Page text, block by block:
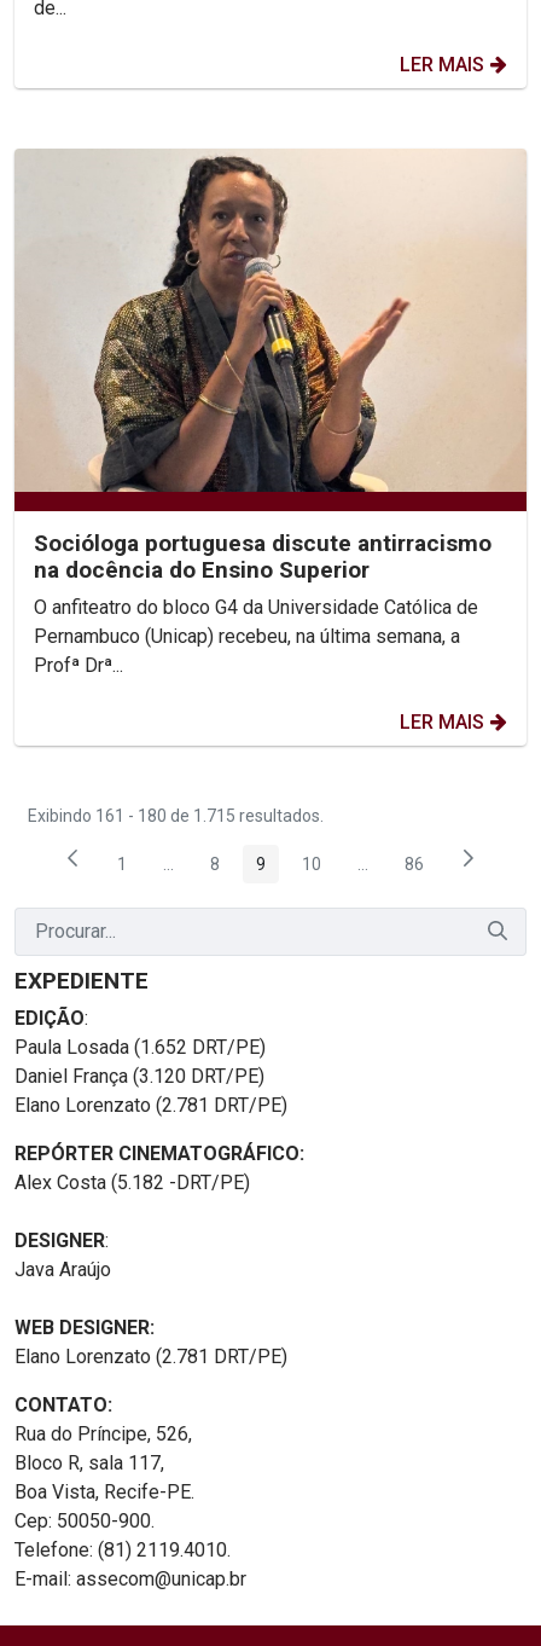
de...
LER MAIS
Socióloga portuguesa discute antirracismo
na docência do Ensino Superior
O anfiteatro do bloco G4 da Universidade Católica de
Pernambuco (Unicap) recebeu, na última semana, a
Profª Drª...
LER MAIS
Exibindo 161 - 180 de 1.715 resultados.
Página
1 Páginas intermediárias Usar ABA para navegar.
Página
8 Página
9 Página
10 PáginasPágina
86
EXPEDIENTE
EDIÇÃO:
Paula Losada (1.652 DRT/PE)
Daniel França (3.120 DRT/PE)
Elano Lorenzato (2.781 DRT/PE)
REPÓRTER CINEMATOGRÁFICO:
Alex Costa (5.182 -DRT/PE)
DESIGNER:
Java Araújo
WEB DESIGNER:
Elano Lorenzato (2.781 DRT/PE)
CONTATO:
Rua do Príncipe, 526,
Bloco R, sala 117,
Boa Vista, Recife-PE.
Cep: 50050-900.
Telefone: (81) 2119.4010.
E-mail: assecom@unicap.br